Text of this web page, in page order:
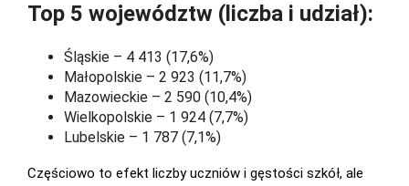
Top 5 województw (liczba i udział):
Śląskie – 4 413 (17,6%)
Małopolskie – 2 923 (11,7%)
Mazowieckie – 2 590 (10,4%)
Wielkopolskie – 1 924 (7,7%)
Lubelskie – 1 787 (7,1%)
Częściowo to efekt liczby uczniów i gęstości szkół, ale